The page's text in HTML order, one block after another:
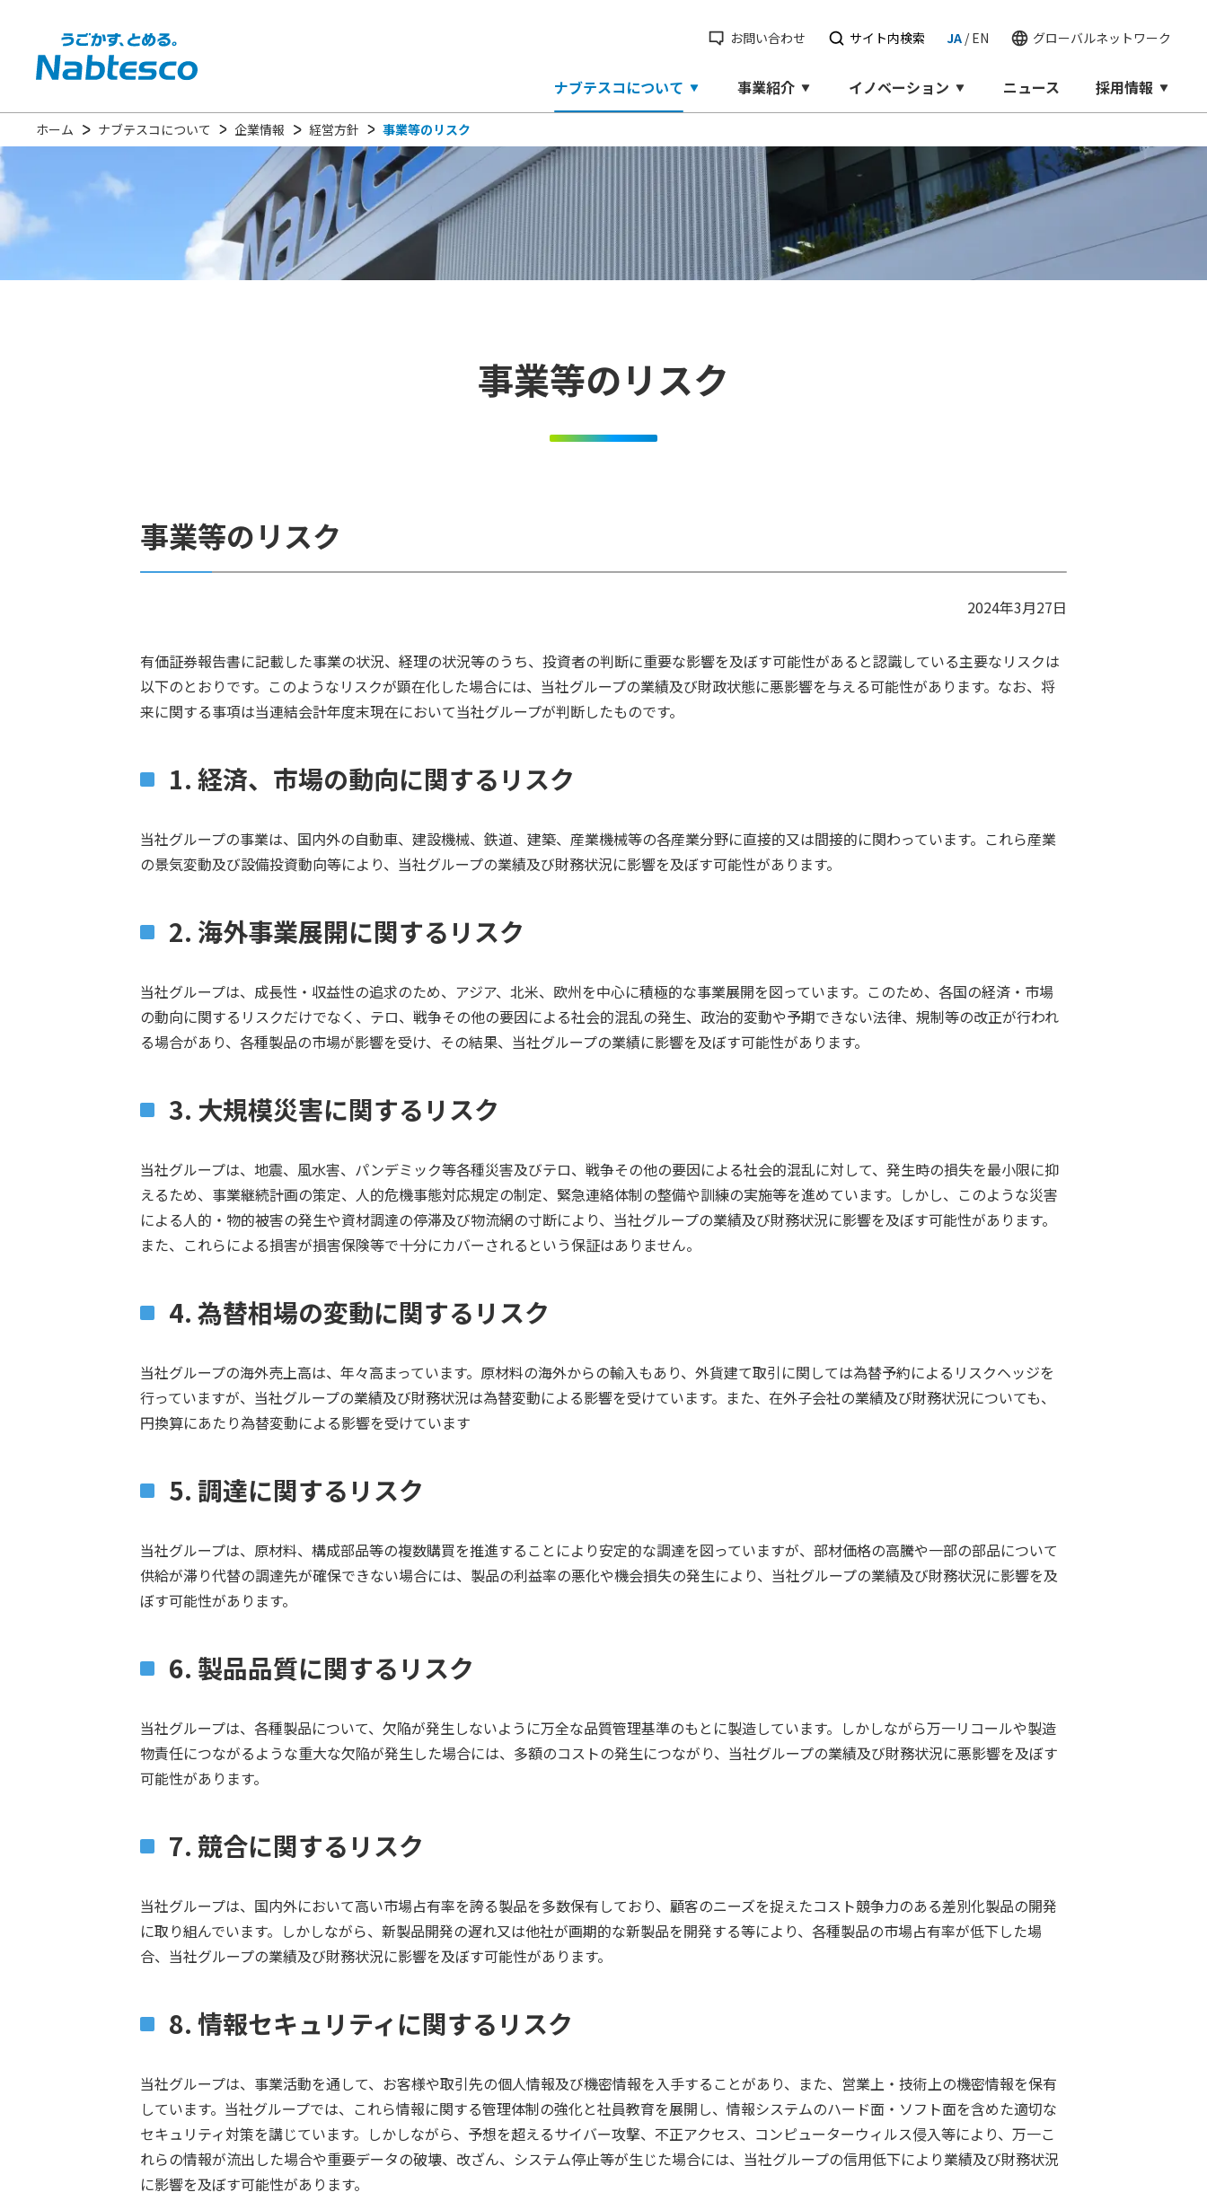
ナブテスコについて 事業紹介 イノベーション ニュース 採用情報
お問い合わせ サイト内検索 JA/EN グローバルネットワーク
ホーム ナブテスコについて 企業情報 経営方針 事業等のリスク
事業等のリスク
事業等のリスク
2024年3月27日
有価証券報告書に記載した事業の状況、経理の状況等のうち、投資者の判断に重要な影響を及ぼす可能性があると認識している主要なリスクは
以下のとおりです。このようなリスクが顕在化した場合には、当社グループの業績及び財政状態に悪影響を与える可能性があります。なお、将
来に関する事項は当連結会計年度末現在において当社グループが判断したものです。
1. 経済、市場の動向に関するリスク
当社グループの事業は、国内外の自動車、建設機械、鉄道、建築、産業機械等の各産業分野に直接的又は間接的に関わっています。これら産業
の景気変動及び設備投資動向等により、当社グループの業績及び財務状況に影響を及ぼす可能性があります。
2. 海外事業展開に関するリスク
当社グループは、成長性・収益性の追求のため、アジア、北米、欧州を中心に積極的な事業展開を図っています。このため、各国の経済・市場
の動向に関するリスクだけでなく、テロ、戦争その他の要因による社会的混乱の発生、政治的変動や予期できない法律、規制等の改正が行われ
る場合があり、各種製品の市場が影響を受け、その結果、当社グループの業績に影響を及ぼす可能性があります。
3. 大規模災害に関するリスク
当社グループは、地震、風水害、パンデミック等各種災害及びテロ、戦争その他の要因による社会的混乱に対して、発生時の損失を最小限に抑
えるため、事業継続計画の策定、人的危機事態対応規定の制定、緊急連絡体制の整備や訓練の実施等を進めています。しかし、このような災害
による人的・物的被害の発生や資材調達の停滞及び物流網の寸断により、当社グループの業績及び財務状況に影響を及ぼす可能性があります。
また、これらによる損害が損害保険等で十分にカバーされるという保証はありません。
4. 為替相場の変動に関するリスク
当社グループの海外売上高は、年々高まっています。原材料の海外からの輸入もあり、外貨建て取引に関しては為替予約によるリスクヘッジを
行っていますが、当社グループの業績及び財務状況は為替変動による影響を受けています。また、在外子会社の業績及び財務状況についても、
円換算にあたり為替変動による影響を受けています
5. 調達に関するリスク
当社グループは、原材料、構成部品等の複数購買を推進することにより安定的な調達を図っていますが、部材価格の高騰や一部の部品について
供給が滞り代替の調達先が確保できない場合には、製品の利益率の悪化や機会損失の発生により、当社グループの業績及び財務状況に影響を及
ぼす可能性があります。
6. 製品品質に関するリスク
当社グループは、各種製品について、欠陥が発生しないように万全な品質管理基準のもとに製造しています。しかしながら万一リコールや製造
物責任につながるような重大な欠陥が発生した場合には、多額のコストの発生につながり、当社グループの業績及び財務状況に悪影響を及ぼす
可能性があります。
7. 競合に関するリスク
当社グループは、国内外において高い市場占有率を誇る製品を多数保有しており、顧客のニーズを捉えたコスト競争力のある差別化製品の開発
に取り組んでいます。しかしながら、新製品開発の遅れ又は他社が画期的な新製品を開発する等により、各種製品の市場占有率が低下した場
合、当社グループの業績及び財務状況に影響を及ぼす可能性があります。
8. 情報セキュリティに関するリスク
当社グループは、事業活動を通して、お客様や取引先の個人情報及び機密情報を入手することがあり、また、営業上・技術上の機密情報を保有
しています。当社グループでは、これら情報に関する管理体制の強化と社員教育を展開し、情報システムのハード面・ソフト面を含めた適切な
セキュリティ対策を講じています。しかしながら、予想を超えるサイバー攻撃、不正アクセス、コンピューターウィルス侵入等により、万一こ
れらの情報が流出した場合や重要データの破壊、改ざん、システム停止等が生じた場合には、当社グループの信用低下により業績及び財務状況
に影響を及ぼす可能性があります。